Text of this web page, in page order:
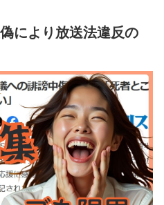
により放送法違反の